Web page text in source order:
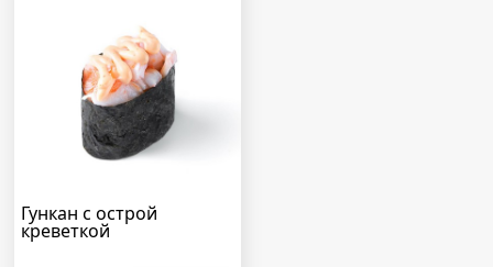
Гункан с острой
креветкой